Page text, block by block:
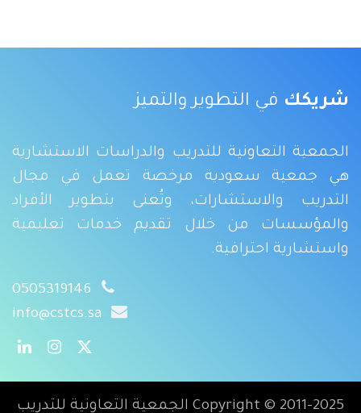
شريكك في التطوير والتميز
الجمعية التعاونية للتدريب والدراسات الاستشارية
هي جمعية سعودية مرخصة تعمل في مجال
التدريب والاستشارات، وتُعنى بتطوير الأفراد
والمؤسسات من خلال تقديم خدمات تعليمية
واستشارية احترافية.
0505319146
info@cstcs.sa
Copyright © 2011-2025 الجمعية التعاونية للتدريب